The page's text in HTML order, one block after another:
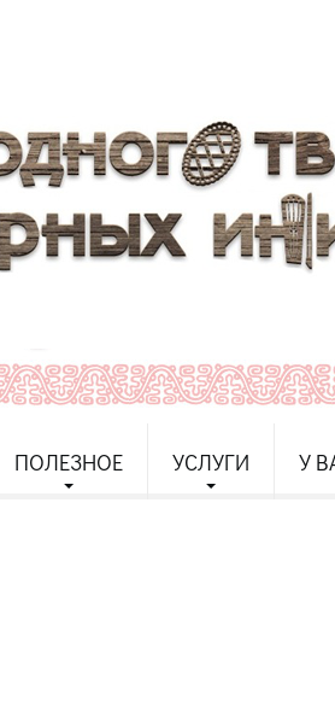
ПОЛЕЗНОЕ УСЛУГИ У